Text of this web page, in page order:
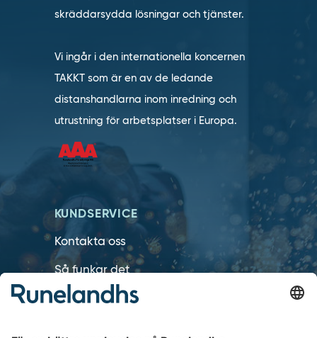
skräddarsydda lösningar och tjänster.
Vi ingår i den internationella koncernen
TAKKT som är en av de ledande
distanshandlarna inom inredning och
utrustning för arbetsplatser i Europa.
KUNDSERVICE
Kontakta oss
Så funkar det
Försäljningsvillkor